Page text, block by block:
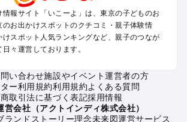
・中目黒・自由が丘のプールお出かけ
巣鴨・目白・石神井のプールお出かけ
々木・千駄ヶ谷のプールお出かけ
橋・有楽町・築地・月島のプールお出かけ
京・東村山・東久留米のプールお出かけ
プールお出かけ
ルお出かけ
辺のプールお出かけ
情報サイト「いこーよ」は、東京の子どものお
のお出かけスポットのクチコミ・親子体験情
けスポット人気ランキングなど、親子のつなが
々運営しております。
い合わせ施設やイベント運営者の方
ー利用規約利用規約よくある質問
取引法に基づく表記採用情報
営会社（アクトインディ株式会社）
ランドストーリー理念未来図運営サービス